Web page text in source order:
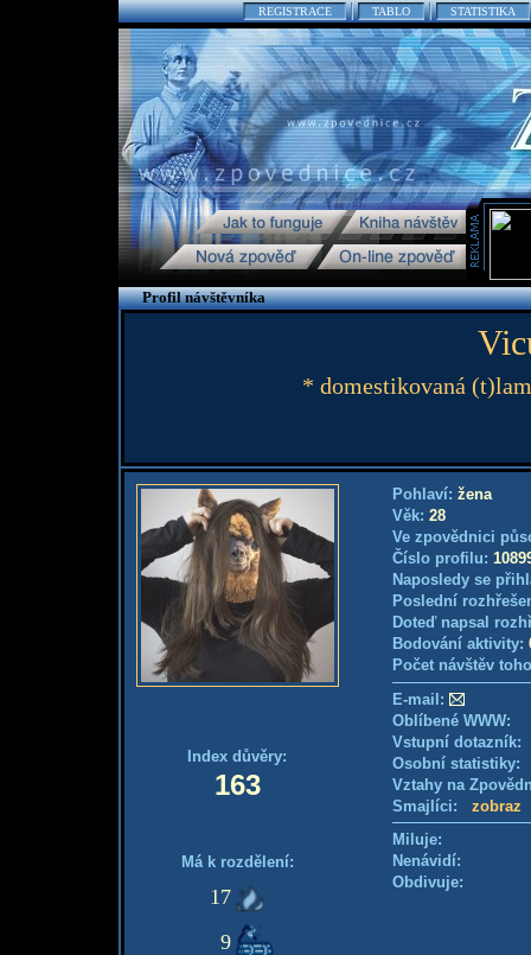
REGISTRACE TABLO STATISTIKA
Profil návštěvníka
* domestikovaná
Index důvěry:
163
Má k rozdělení:
17
9
Pohlaví: žena
Věk: 28
Ve zpovědnici
Číslo profilu:
Naposledy se
Poslední
Doteď napsal
Bodování aktivity:
Počet návštěv
E-mail:
Oblíbené WWW:
Vstupní
Osobní
Vztahy na
Smajlíci: zobraz
Miluje:
Nenávidí:
Obdivuje: